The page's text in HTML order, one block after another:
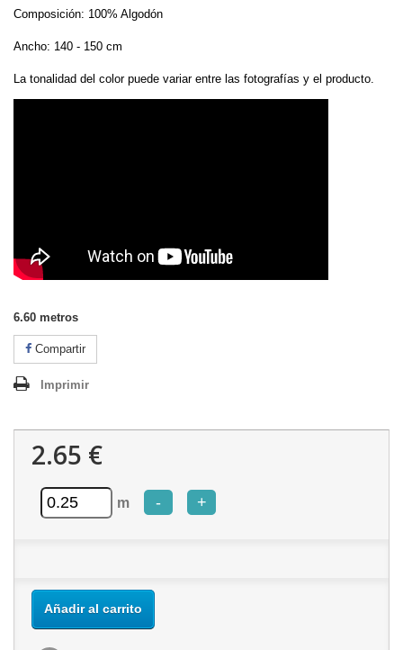
Composición: 100% Algodón
Ancho: 140 - 150 cm
La tonalidad del color puede variar entre las fotografías y el producto.
6.60 metros
Compartir
Imprimir
2.65 €
m - +
Añadir al carrito